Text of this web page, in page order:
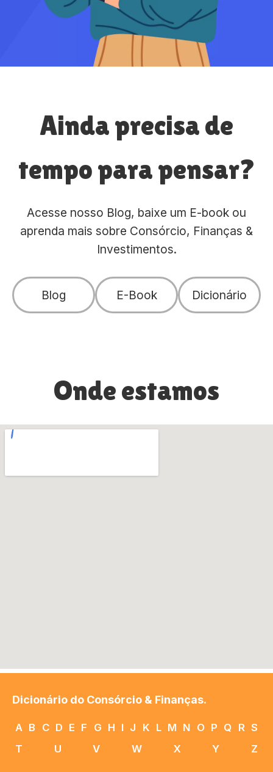
Ainda precisa de
tempo para pensar?
Acesse nosso Blog, baixe um E-book ou
aprenda mais sobre Consórcio, Finanças &
Investimentos.
Blog E-Book Dicionário
Onde estamos
Dicionário do Consórcio & Finanças.
A B C D E F G H I J K L M N O P Q R S
T
U V W X Y Z